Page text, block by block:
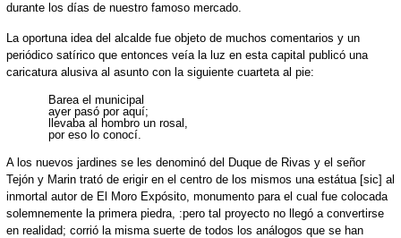
durante los días de nuestro famoso mercado.
La oportuna idea del alcalde fue objeto de muchos comentarios y un
periódico satírico que entonces veía la luz en esta capital publicó una
caricatura alusiva al asunto con la siguiente cuarteta al pie:
Barea el municipal
ayer pasó por aquí;
llevaba al hombro un rosal,
por eso lo conocí.
A los nuevos jardines se les denominó del Duque de Rivas y el señor
Tejón y Marin trató de erigir en el centro de los mismos una estátua [sic] al
inmortal autor de El Moro Expósito, monumento para el cual fue colocada
solemnemente la primera piedra, :pero tal proyecto no llegó a convertirse
en realidad; corrió la misma suerte de todos los análogos que se han